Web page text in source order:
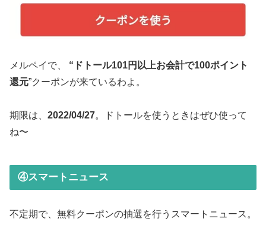
メルペイで、
“ドトール101円以上お会計で100ポイント
還元”クーポンが来ているわよ。
期限は、 2022/04/27。ドトールを使うときはぜひ使って
ね〜
④スマートニュース
不定期で、無料クーポンの抽選を行うスマートニュース。